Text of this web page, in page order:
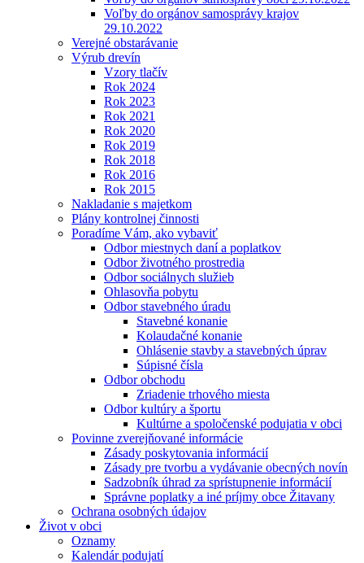
Voľby do orgánov samosprávy krajov
29.10.2022
Verejné obstarávanie
Výrub drevín
Vzory tlačív
Rok 2024
Rok 2023
Rok 2021
Rok 2020
Rok 2019
Rok 2018
Rok 2016
Rok 2015
Nakladanie s majetkom
Plány kontrolnej činnosti
Poradíme Vám, ako vybaviť
Odbor miestnych daní a poplatkov
Odbor životného prostredia
Odbor sociálnych služieb
Ohlasovňa pobytu
Odbor stavebného úradu
Stavebné konanie
Kolaudačné konanie
Ohlásenie stavby a stavebných úprav
Súpisné čísla
Odbor obchodu
Zriadenie trhového miesta
Odbor kultúry a športu
Kultúrne a spoločenské podujatia v obci
Povinne zverejňované informácie
Zásady poskytovania informácií
Zásady pre tvorbu a vydávanie obecných novín
Sadzobník úhrad za sprístupnenie informácií
Správne poplatky a iné príjmy obce Žitavany
Ochrana osobných údajov
Život v obci
Oznamy
Kalendár podujatí